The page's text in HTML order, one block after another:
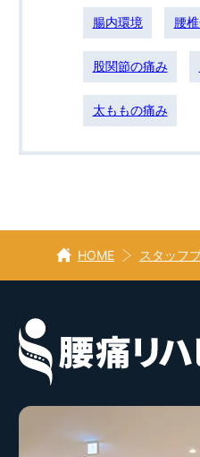
腸内環境 腰
股関節の痛み
太ももの痛み
HOME スタッフ